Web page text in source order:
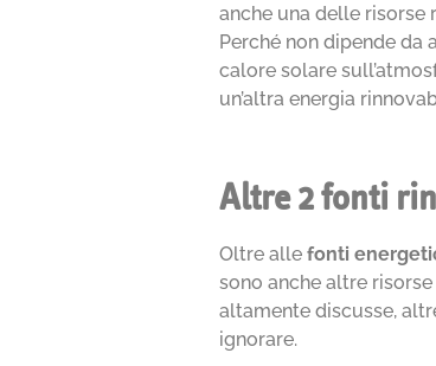
anche una delle risorse
Perché non dipende
calore solare
un’altra energia
Altre 2 fonti
Oltre allefonti
sono anche altre
altamente discusse,
ignorare.